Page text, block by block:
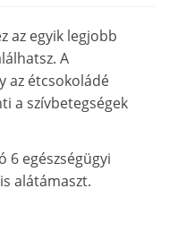
az egyik legjobb
A
az étcsokoládé
a szívbetegségek
6 egészségügyi
alátámaszt.